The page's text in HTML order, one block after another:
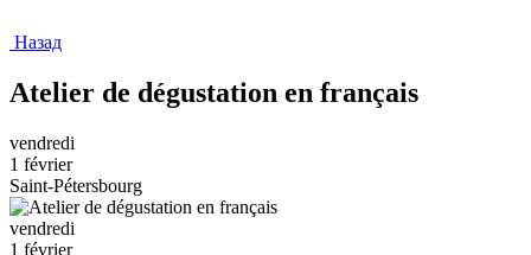
Назад
Atelier de dégustation en français
vendredi
1 février
Saint-Pétersbourg
vendredi
1 février